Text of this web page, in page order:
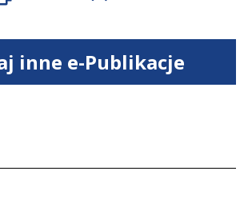
inne e-Publikacje